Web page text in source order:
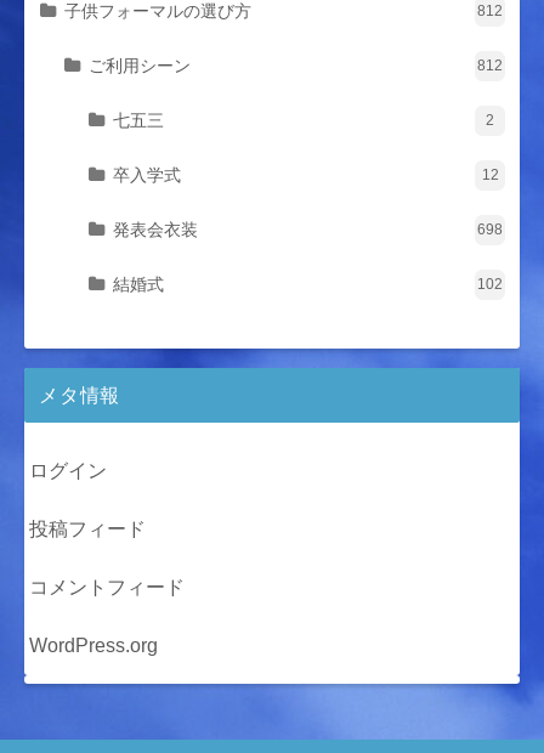
子供フォーマルの選び方 812
ご利用シーン 812
七五三 2
卒入学式 12
発表会衣装 698
結婚式 102
メタ情報
ログイン
投稿フィード
コメントフィード
WordPress.org